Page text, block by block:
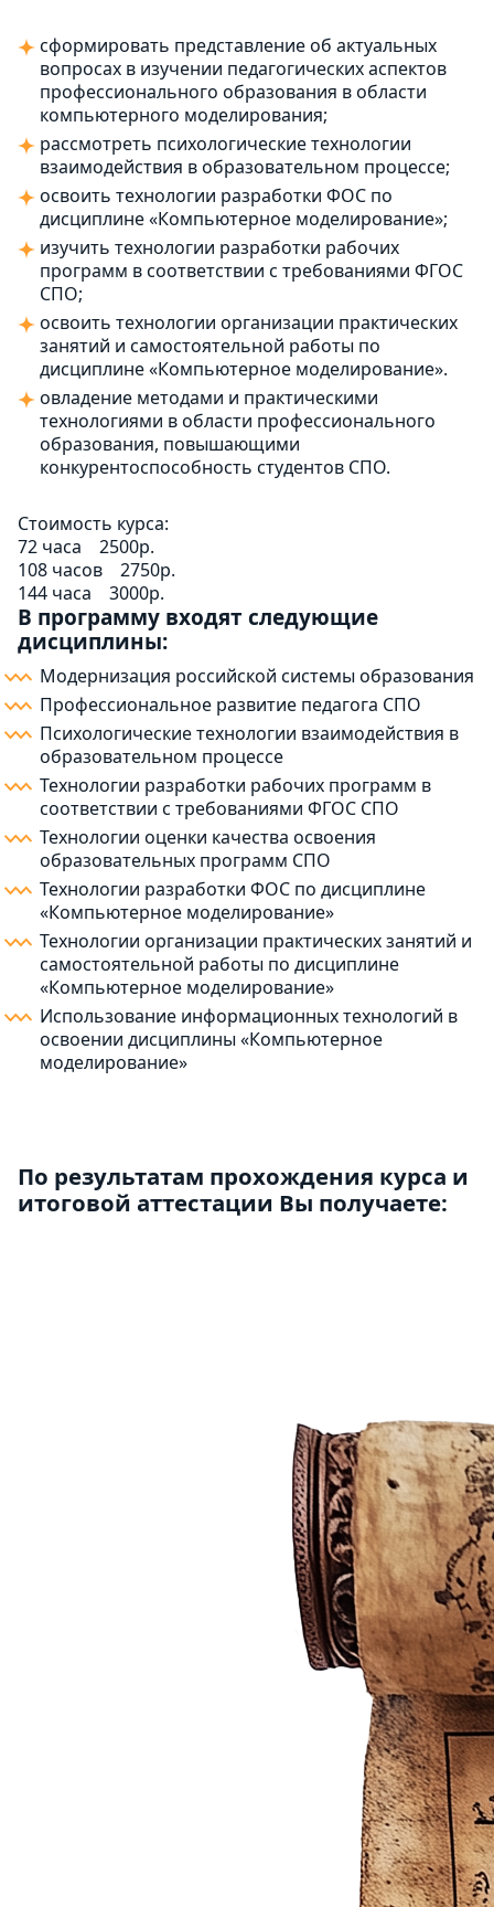
сформировать представление об актуальных
вопросах в изучении педагогических аспектов
профессионального образования в области
компьютерного моделирования;
рассмотреть психологические технологии
взаимодействия в образовательном процессе;
освоить технологии разработки ФОС по
дисциплине «Компьютерное моделирование»;
изучить технологии разработки рабочих
программ в соответствии с требованиями ФГОС
СПО;
освоить технологии организации практических
занятий и самостоятельной работы по
дисциплине «Компьютерное моделирование».
овладение методами и практическими
технологиями в области профессионального
образования, повышающими
конкурентоспособность студентов СПО.
Стоимость курса:
72 часа
2500р.
108 часов
2750р.
144 часа
3000р.
В программу входят следующие
дисциплины:
Модернизация российской системы образования
Профессиональное развитие педагога СПО
Психологические технологии взаимодействия в
образовательном процессе
Технологии разработки рабочих программ в
соответствии с требованиями ФГОС СПО
Технологии оценки качества освоения
образовательных программ СПО
Технологии разработки ФОС по дисциплине
«Компьютерное моделирование»
Технологии организации практических занятий и
самостоятельной работы по дисциплине
«Компьютерное моделирование»
Использование информационных технологий в
освоении дисциплины «Компьютерное
моделирование»
По результатам прохождения курса и
итоговой аттестации Вы получаете: